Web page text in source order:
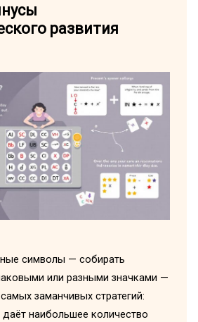
развития
символы — собирать
или разными значками —
заманчивых стратегий:
наибольшее количество